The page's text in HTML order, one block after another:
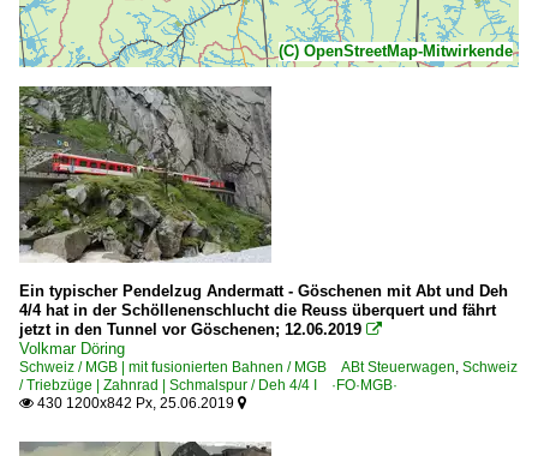
(C) OpenStreetMap-Mitwirkende
Ein typischer Pendelzug Andermatt - Göschenen mit Abt und Deh
4/4 hat in der Schöllenenschlucht die Reuss überquert und fährt
jetzt in den Tunnel vor Göschenen; 12.06.2019 
Volkmar Döring
Schweiz / MGB | mit fusionierten Bahnen / MGB ABt Steuerwagen, Schweiz
/ Triebzüge | Zahnrad | Schmalspur / Deh 4/4 I ·FO·MGB·
 430 1200x842 Px, 25.06.2019 